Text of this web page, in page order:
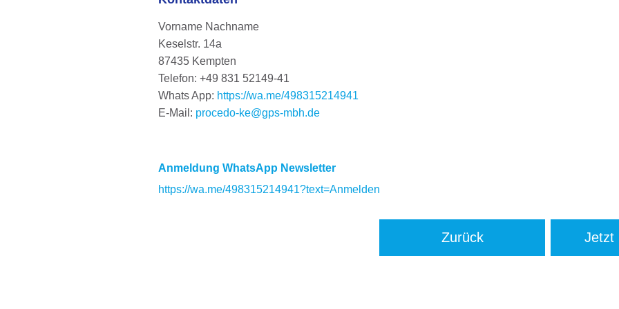
Vorname Nachname
Keselstr. 14a
87435 Kempten
Telefon: +49 831 52149-41
Whats App: https://wa.me/498315214941
E-Mail: procedo-ke@gps-mbh.de
Anmeldung WhatsApp Newsletter
https://wa.me/498315214941?text=Anmelden
Zurück Jetzt